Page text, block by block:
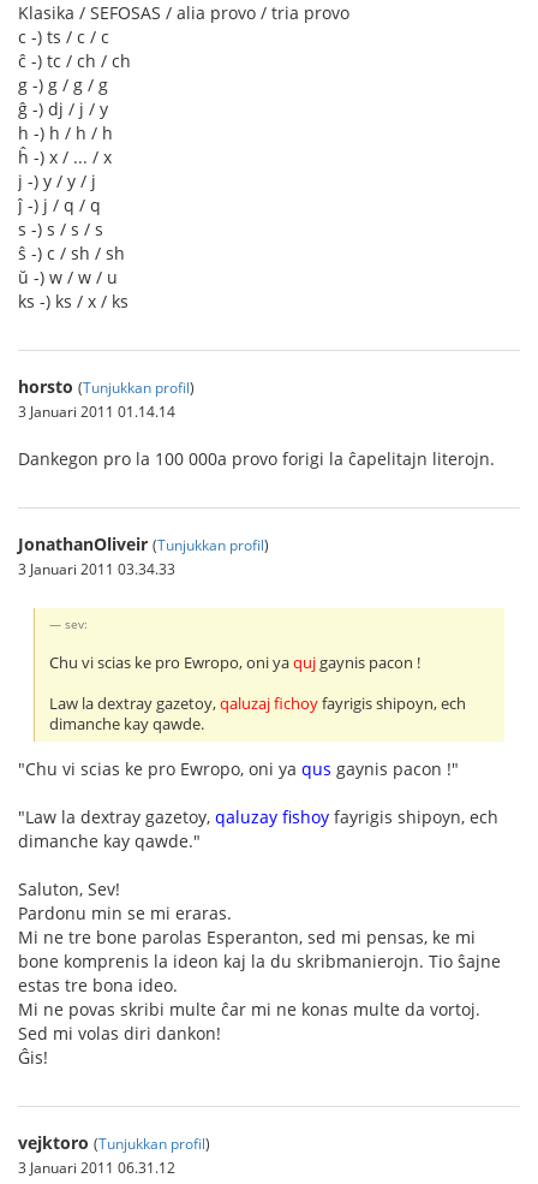
Klasika / SEFOSAS / alia provo / tria provo
c -) ts / c / c
ĉ -) tc / ch / ch
g -) g / g / g
ĝ -) dj / j / y
h -) h / h / h
ĥ -) x / ... / x
j -) y / y / j
ĵ -) j / q / q
s -) s / s / s
ŝ -) c / sh / sh
ŭ -) w / w / u
ks -) ks / x / ks
horsto (Tunjukkan profil)
3 Januari 2011 01.14.14
Dankegon pro la 100 000a provo forigi la ĉapelitajn literojn.
JonathanOliveir (Tunjukkan profil)
3 Januari 2011 03.34.33
sev:
Chu vi scias ke pro Ewropo, oni yaqujgaynis pacon !
Law la dextray gazetoy,qaluzaj fichoyfayrigis shipoyn, ech
dimanche kay qawde.
"Chu vi scias ke pro Ewropo, oni ya qus gaynis pacon !"
"Law la dextray gazetoy, qaluzay fishoy fayrigis shipoyn, ech
dimanche kay qawde."
Saluton, Sev!
Pardonu min se mi eraras.
Mi ne tre bone parolas Esperanton, sed mi pensas, ke mi
bone komprenis la ideon kaj la du skribmanierojn. Tio ŝajne
estas tre bona ideo.
Mi ne povas skribi multe ĉar mi ne konas multe da vortoj.
Sed mi volas diri dankon!
Ĝis!
vejktoro (Tunjukkan profil)
3 Januari 2011 06.31.12